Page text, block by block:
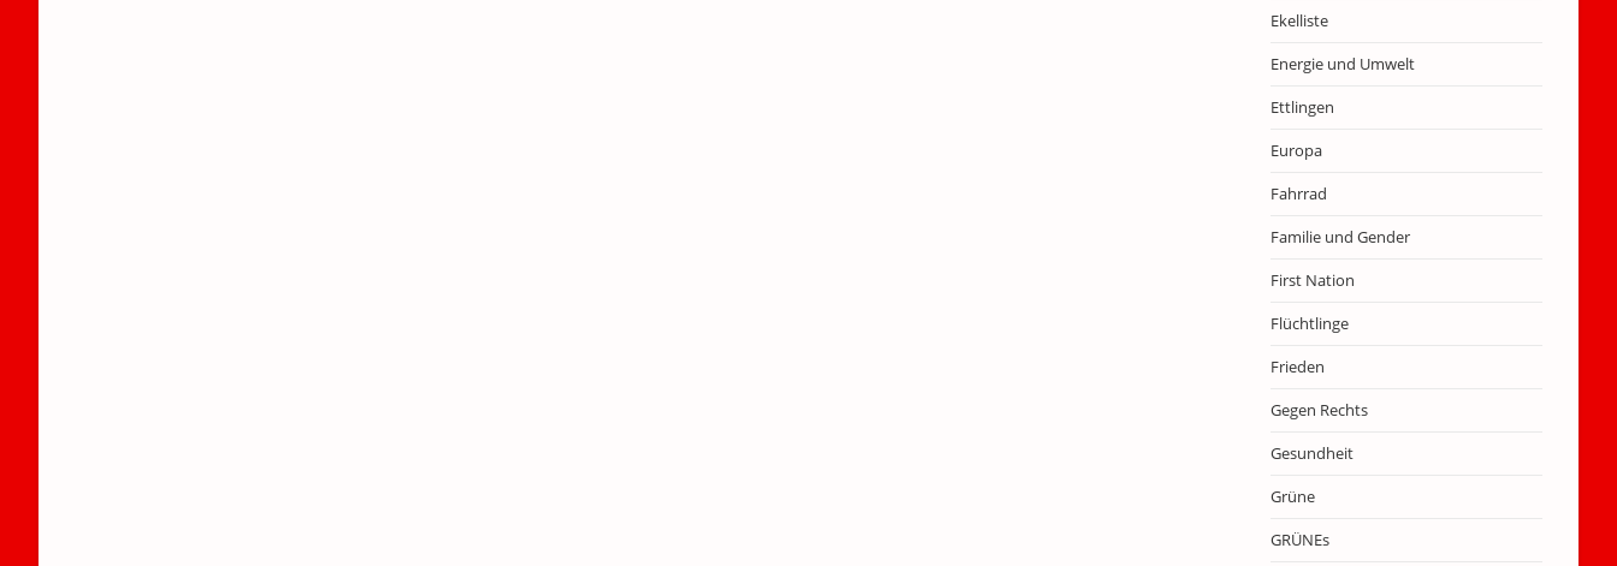
Ekelliste
Energie und Umwelt
Ettlingen
Europa
Fahrrad
Familie und Gender
First Nation
Flüchtlinge
Frieden
Gegen Rechts
Gesundheit
Grüne
GRÜNEs